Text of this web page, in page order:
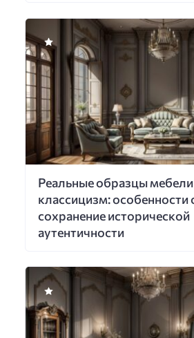
Реальные образцы мебели
классицизм: особенности
сохранение исторической
аутентичности